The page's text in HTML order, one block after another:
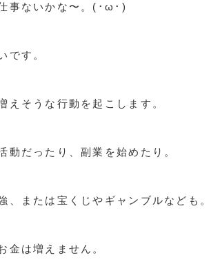
事ないかな〜。(･ω･)
です。
えそうな行動を起こします。
動だったり、副業を始めたり。
、または宝くじやギャンブルなども。
金は増えません。